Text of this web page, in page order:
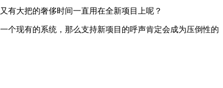
有大把的奢侈时间一直用在全新项目上呢？
个现有的系统，那么支持新项目的呼声肯定会成为压倒性的